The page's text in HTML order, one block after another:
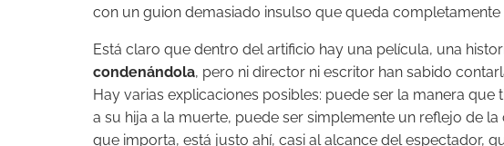
con un guion demasiado insulso que queda
Está claro que dentro del artificio hay una película, una
condenándola, pero ni director ni escritor han sabido
Hay varias explicaciones posibles: puede ser la manera
a su hija a la muerte, puede ser simplemente un reflejo de
que importa, está justo ahí, casi al alcance del espectador,